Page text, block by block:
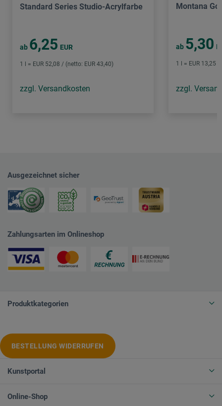
Standard Series Studio-Acrylfarbe
ab 6,25 EUR
1 l = EUR 52,08 / (netto: EUR 43,40)
zzgl. Versandkosten
Montana
ab 5,30
1 l = EUR 13,25
zzgl.
Ausgezeichnet sicher
Zahlungsarten im Onlineshop
Produktkategorien
BESTELLUNG WIDERRUFEN
Kunstportal
Online-Shop